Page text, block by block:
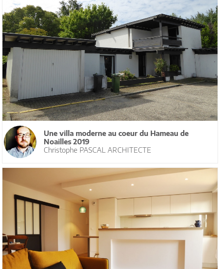
Une villa moderne au coeur du Hameau de
Noailles 2019
Christophe PASCAL ARCHITECTE